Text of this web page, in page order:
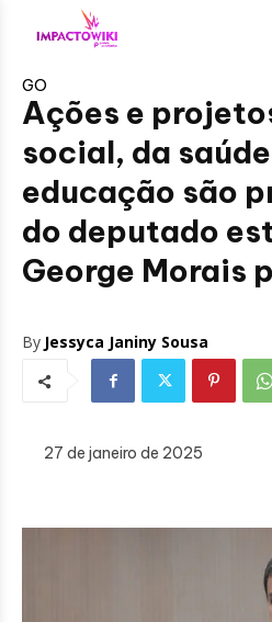
GO
Ações e
social, da
educação são
do deputado
George Morais
By Jessyca Janiny Sousa
27 de janeiro de 2025